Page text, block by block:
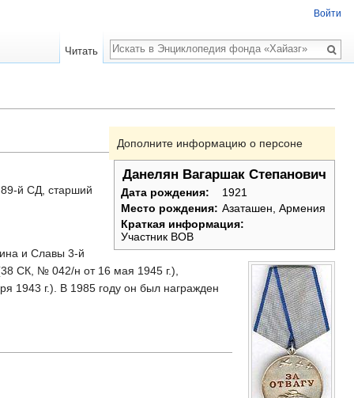
Дополните информацию о персоне
Данелян Вагаршак Степанович
Дата рождения:
1921
Место рождения: Азаташен, Армения
Краткая информация:
Участник ВОВ
й СД, старший
и Славы 3-й
СК, № 042/н от 16 мая 1945 г.),
1943 г.). В 1985 году он был награжден
Войти
Читать
Поиск